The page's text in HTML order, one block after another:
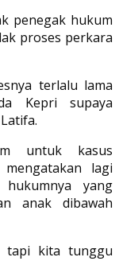
penegak hukum
proses perkara
terlalu lama
Kepri supaya
untuk kasus
lagi
yang
anak dibawah
tapi kita tunggu